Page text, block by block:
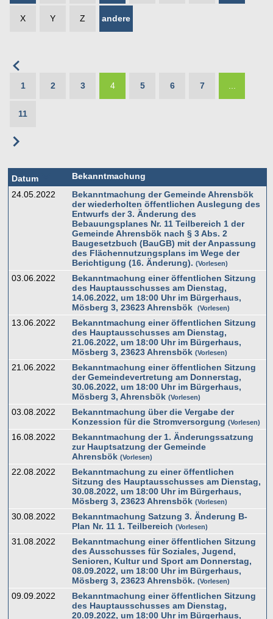
X Y Z andere
1 2 3 4 5 6 7
11
Datum
Bekanntmachung
24.05.2022
Bekanntmachung der Gemeinde Ahrensbök
der wiederholten öffentlichen Auslegung des
Entwurfs der 3. Änderung des
Bebauungsplanes Nr. 11 Teilbereich 1 der
Gemeinde Ahrensbök nach § 3 Abs. 2
Baugesetzbuch (BauGB) mit der Anpassung
des Flächennutzungsplans im Wege der
Berichtigung (16. Änderung).
Vorlesen
03.06.2022
Bekanntmachung einer öffentlichen Sitzung
des Hauptausschusses am Dienstag,
14.06.2022, um 18:00 Uhr im Bürgerhaus,
Mösberg 3, 23623 Ahrensbök
Vorlesen
13.06.2022
Bekanntmachung einer öffentlichen Sitzung
des Hauptausschusses am Dienstag,
21.06.2022, um 18:00 Uhr im Bürgerhaus,
Mösberg 3, 23623 Ahrensbök
Vorlesen
21.06.2022
Bekanntmachung einer öffentlichen Sitzung
der Gemeindevertretung am Donnerstag,
30.06.2022, um 18:00 Uhr im Bürgerhaus,
Mösberg 3, Ahrensbök
Vorlesen
03.08.2022
Bekanntmachung über die Vergabe der
Konzession für die Stromversorgung
Vorlesen
16.08.2022
Bekanntmachung der 1. Änderungssatzung
zur Hauptsatzung der Gemeinde
Ahrensbök
Vorlesen
22.08.2022
Bekanntmachung zu einer öffentlichen
Sitzung des Hauptausschusses am Dienstag,
30.08.2022, um 18:00 Uhr im Bürgerhaus,
Mösberg 3, 23623 Ahrensbök
Vorlesen
30.08.2022
Bekanntmachung Satzung 3. Änderung B-
Plan Nr. 11 1. Teilbereich
Vorlesen
31.08.2022
Bekanntmachung einer öffentlichen Sitzung
des Ausschusses für Soziales, Jugend,
Senioren, Kultur und Sport am Donnerstag,
08.09.2022, um 18:00 Uhr im Bürgerhaus,
Mösberg 3, 23623 Ahrensbök.
Vorlesen
09.09.2022
Bekanntmachung einer öffentlichen Sitzung
des Hauptausschusses am Dienstag,
20.09.2022, um 18:00 Uhr im Bürgerhaus,